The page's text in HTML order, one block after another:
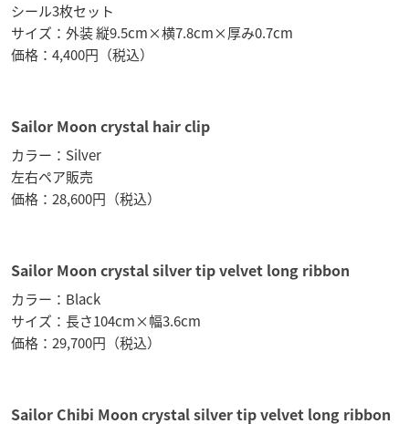
シール3枚セット
サイズ：外装 縦9.5cm×横7.8cm×厚み0.7cm
価格：4,400円（税込）
Sailor Moon crystal hair clip
カラー：Silver
左右ペア販売
価格：28,600円（税込）
Sailor Moon crystal silver tip velvet long ribbon
カラー：Black
サイズ：長さ104cm×幅3.6cm
価格：29,700円（税込）
Sailor Chibi Moon crystal silver tip velvet long ribbon